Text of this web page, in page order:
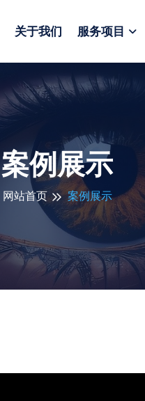
关于我们 服务项目
案例展示
网站首页 案例展示